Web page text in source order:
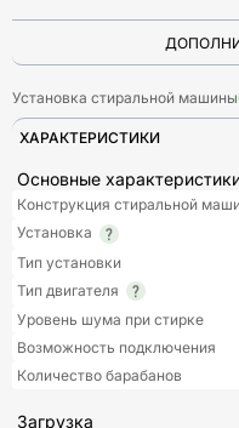
Установка стиральной машины
ХАРАКТЕРИСТИКИ
Основные
Конструкция стиральной
Установка
Тип установки
Тип двигателя
Уровень шума при стирке
Возможность подключения
Количество барабанов
Загрузка